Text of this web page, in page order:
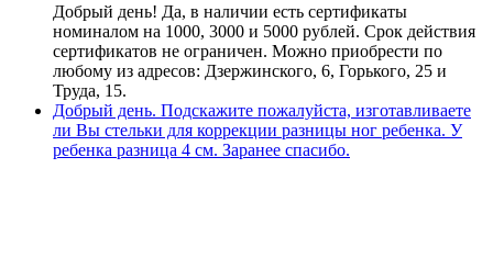
Добрый день! Да, в наличии есть сертификаты
номиналом на 1000, 3000 и 5000 рублей. Срок действия
сертификатов не ограничен. Можно приобрести по
любому из адресов: Дзержинского, 6, Горького, 25 и
Труда, 15.
Добрый день. Подскажите пожалуйста, изготавливаете
ли Вы стельки для коррекции разницы ног ребенка. У
ребенка разница 4 см. Заранее спасибо.